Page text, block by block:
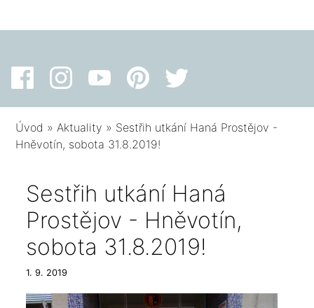
Úvod »Aktuality » Sestřih utkání Haná Prostějov -
Hněvotín, sobota 31.8.2019!
Sestřih utkání Haná
Prostějov - Hněvotín,
sobota 31.8.2019!
1. 9. 2019